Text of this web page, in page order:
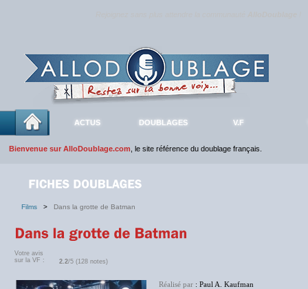
ACTUS DOUBLAGES V.F
Bienvenue sur AlloDoublage.com , le site référence du doublage français.
Films > Dans la grotte de Batman
Votre avis
sur la VF :
2.2/5 (128 notes)
Réalisé par : Paul A. Kaufman